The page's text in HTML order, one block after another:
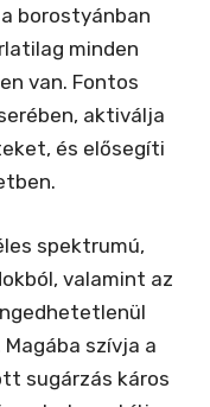
borostyánban
minden
van. Fontos
aktiválja
és elősegíti
spektrumú,
valamint az
szívja a
sugárzás káros